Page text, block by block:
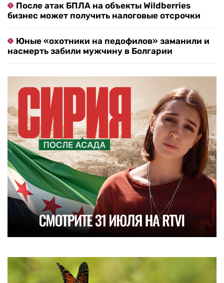
После атак БПЛА на объекты Wildberries
бизнес может получить налоговые отсрочки
Юные «охотники на педофилов» заманили и
насмерть забили мужчину в Болгарии